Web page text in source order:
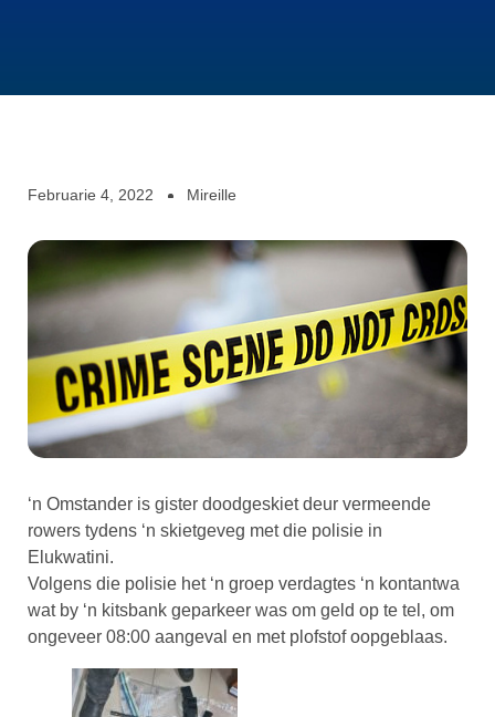
Februarie 4, 2022 Mireille
‘n Omstander is gister doodgeskiet deur vermeende
rowers tydens ‘n skietgeveg met die polisie in
Elukwatini.
Volgens die polisie het ‘n groep verdagtes ‘n kontantwa
wat by ‘n kitsbank geparkeer was om geld op te tel, om
ongeveer 08:00 aangeval en met plofstof oopgeblaas.